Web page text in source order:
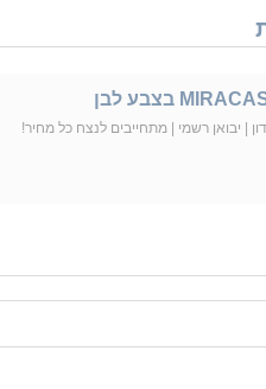
| יבואן רשמי | מתחייבים לנצח כל מחיר!